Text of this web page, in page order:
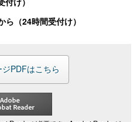
ら（24時間受付け）
PDFはこちら